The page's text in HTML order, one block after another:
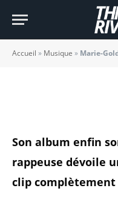
Accueil » Musique » Marie-
dans son
BY JADE MORGANE
Son album enfin
rappeuse dévoile
clip complètement